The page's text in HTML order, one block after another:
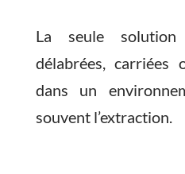
La seule
délabrées,
dans un
souvent l’extraction.